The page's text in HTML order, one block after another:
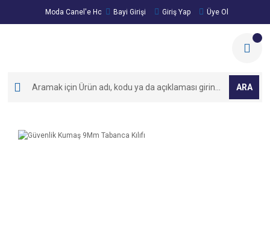
Moda Canel'e Hoşgeldiniz!
Bayi Girişi Giriş Yap Üye Ol
ARA